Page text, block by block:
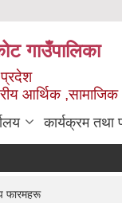
गाउँपालिका
प्रदेश
आर्थिक ,सामाजिक
कार्यक्रम तथा
फारमहरू